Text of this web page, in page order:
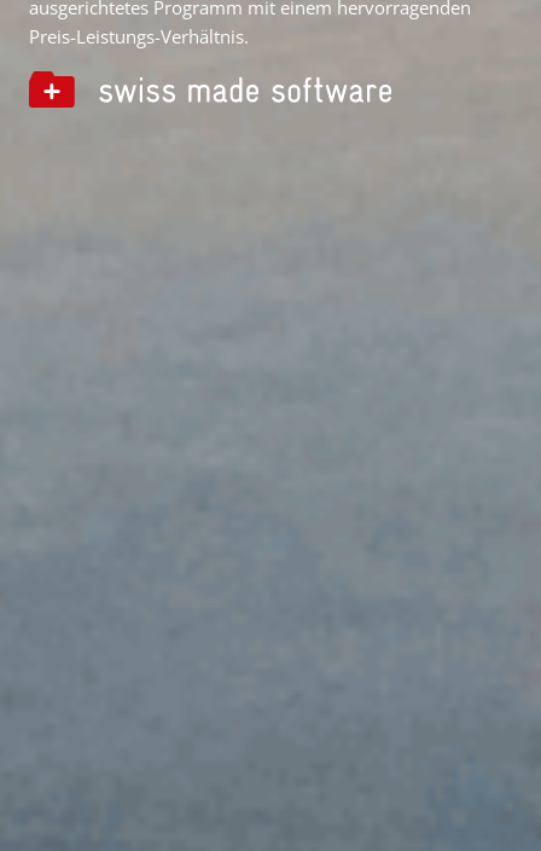
ausgerichtetes Programm mit einem hervorragenden
Preis-Leistungs-Verhältnis.